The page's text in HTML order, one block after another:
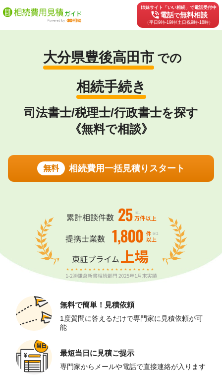
姉妹サイト「いい相続」で電話受付中
phone_in_talk電話で無料相談
（平日9時-19時/土日祝9時-18時）
大分県豊後高田市 での
相続手続き
司法書士/税理士/行政書士を探す
《無料で相談》
無料 相続費用一括見積りスタート
無料で簡単！ 見積依頼
1度質問に答えるだけで専門家に見積依頼が可
能
最短当日に 見積ご提示
専門家からメールや電話で直接連絡が入ります